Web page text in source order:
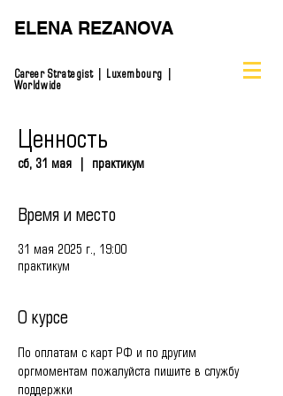
ELENA REZANOVA
Career Strategist | Luxembourg |
Worldwide
Ценность
сб, 31 мая практикум
Время и место
31 мая 2025 г., 19:00
практикум
О курсе
По оплатам с карт РФ и по другим
оргмоментам пожалуйста пишите в службу
поддержки